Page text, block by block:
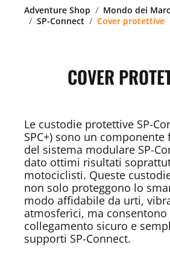
Adventure Shop
Mondo dei
SP-Connect
Cover protettive
COVER
Le custodie protettive SP-
SPC+) sono un
del sistema modulare SP-
dato ottimi risultati
motociclisti. Queste
non solo proteggono lo
modo affidabile da urti,
atmosferici, ma consentono
collegamento sicuro e
supporti SP-Connect.